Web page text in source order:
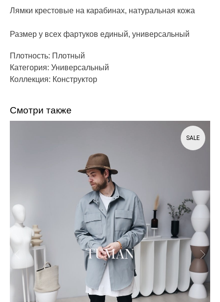
Лямки крестовые на карабинах, натуральная кожа
Размер у всех фартуков единый, универсальный
Плотность: Плотный
Категория: Универсальный
Коллекция: Конструктор
Смотри также
SALE